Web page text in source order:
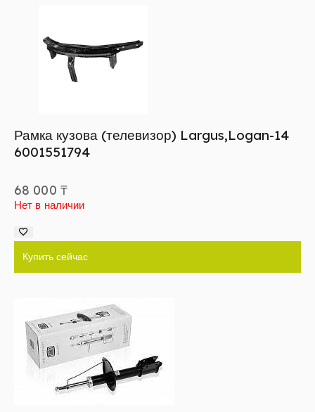
Рамка кузова (телевизор) Largus,Logan-14
6001551794
68 000 ₸
Нет в наличии
Купить сейчас